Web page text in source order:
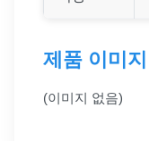
제품 이미지
(이미지 없음)